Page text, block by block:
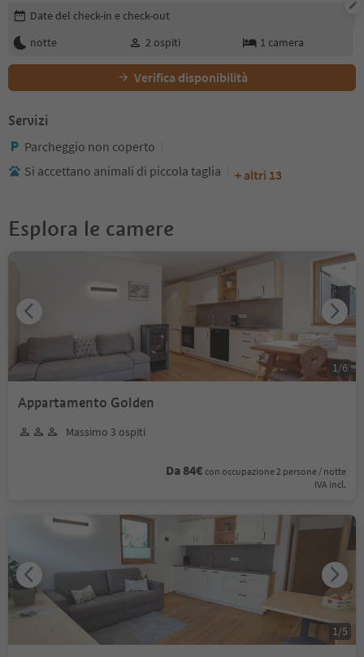
Modifica i dettagli della prenotazione
Date del check-in e check-out
notte
2 ospiti 1 camera
Verifica disponibilità
Servizi
Parcheggio non coperto
Si accettano animali di piccola taglia
+ altri 13
Esplora le camere
Appartamento Golden
Massimo 3 ospiti
Da 84€ con occupazione 2 persone / notte
IVA incl.
1 /6
1 /5